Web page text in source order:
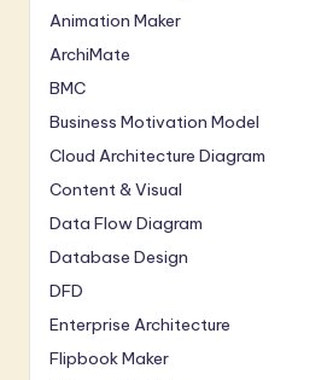
Animation Maker
ArchiMate
BMC
Business Motivation Model
Cloud Architecture Diagram
Content & Visual
Data Flow Diagram
Database Design
DFD
Enterprise Architecture
Flipbook Maker